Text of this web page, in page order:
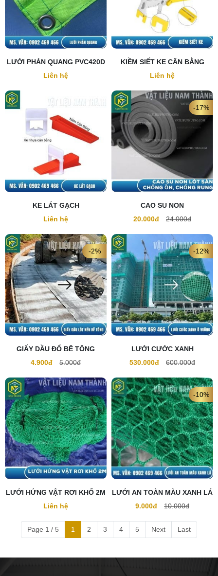
LƯỚI PHẢN QUANG PVC420D
Liên hệ
KIỀM SIẾT KE CÂN BẰNG
Liên hệ
KE LÁT GẠCH
Liên hệ
CAO SU NON
20.000đ
24.000đ
-17%
GIẤY DẦU ĐỔ BÊ TÔNG
4.900đ
5.000đ
-2%
LƯỚI CƯỚC XANH
530.000đ
600.000đ
-12%
LƯỚI HỨNG VẬT RƠI KHỔ 2M
Liên hệ
LƯỚI AN TOÀN MÀU XANH LÁ
9.000đ
10.000đ
-10%
Page 1 / 5 1 2 3 4 5 Next Last